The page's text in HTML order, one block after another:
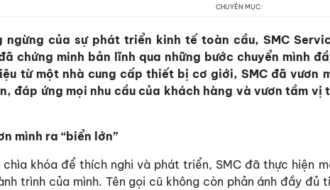
CHUYÊN MỤC:
ngừng của sự phát triển kinh tế toàn cầu, SMC
chứng minh bản lĩnh qua những bước chuyển mình
từ một nhà cung cấp thiết bị cơ giới, SMC đã vươn
đáp ứng mọi nhu cầu của khách hàng và vươn tầm vị
mình ra “biển lớn”
chìa khóa để thích nghi và phát triển, SMC đã thực hiện
trình của mình. Tên gọi cũ không còn phản ánh đầy đủ